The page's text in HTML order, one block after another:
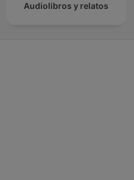
Audiolibros y relatos